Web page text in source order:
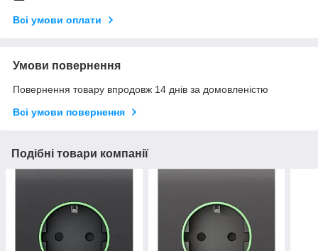
Всі умови оплати
Умови повернення
Повернення товару впродовж 14 днів за домовленістю
Всі умови повернення
Подібні товари компанії